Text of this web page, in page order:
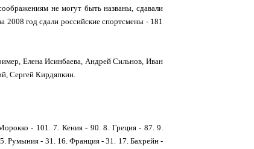
не могут быть названы, сдавали
2008 год сдали российские спортсмены - 181
Елена Исинбаева, Андрей Сильнов, Иван
Сергей Кирдяпкин.
- 101. 7. Кения - 90. 8. Греция - 87. 9.
Румыния - 31. 16. Франция - 31. 17. Бахрейн -